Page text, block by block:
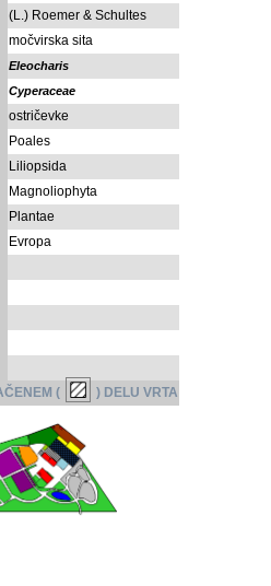
(L.) Roemer & Schultes
močvirska sita
Eleocharis
Cyperaceae
ostričevke
Poales
Liliopsida
Magnoliophyta
Plantae
Evropa
(
) DELU VRTA